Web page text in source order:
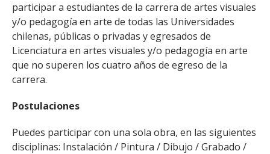
participar a estudiantes de la carrera de artes visuales
y/o pedagogía en arte de todas las Universidades
chilenas, públicas o privadas y egresados de
Licenciatura en artes visuales y/o pedagogía en arte
que no superen los cuatro años de egreso de la
carrera.
Postulaciones
Puedes participar con una sola obra, en las siguientes
disciplinas: Instalación / Pintura / Dibujo / Grabado /